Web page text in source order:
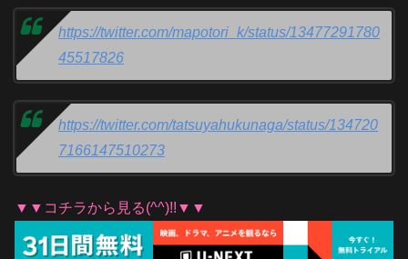
https://twitter.com/mapotori_k/status/13477291780
45517826
https://twitter.com/tatsuyahukunaga/status/134720
7166147510273
▼▼コチラから見る(^^)!!▼▼